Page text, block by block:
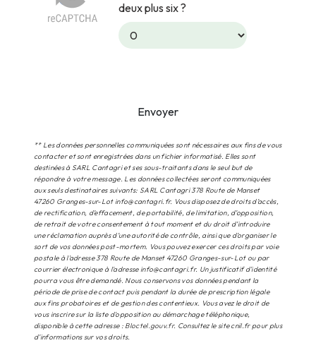
deux plus six ?
Envoyer
** Les données personnelles communiquées sont nécessaires aux fins de vous
contacter et sont enregistrées dans un fichier informatisé. Elles sont
destinées à SARL Cantagri et ses sous-traitants dans le seul but de
répondre à votre message. Les données collectées seront communiquées
aux seuls destinataires suivants: SARL Cantagri 378 Route de Manset
47260 Granges-sur-Lot info@cantagri.fr. Vous disposez de droits d’accès,
de rectification, d’effacement, de portabilité, de limitation, d’opposition,
de retrait de votre consentement à tout moment et du droit d’introduire
une réclamation auprès d’une autorité de contrôle, ainsi que d’organiser le
sort de vos données post-mortem. Vous pouvez exercer ces droits par voie
postale à l'adresse 378 Route de Manset 47260 Granges-sur-Lot ou par
courrier électronique à l'adresse info@cantagri.fr. Un justificatif d'identité
pourra vous être demandé. Nous conservons vos données pendant la
période de prise de contact puis pendant la durée de prescription légale
aux fins probatoires et de gestion des contentieux. Vous avez le droit de
vous inscrire sur la liste d'opposition au démarchage téléphonique,
disponible à cette adresse : Bloctel.gouv.fr. Consultez le site cnil.fr pour plus
d’informations sur vos droits.